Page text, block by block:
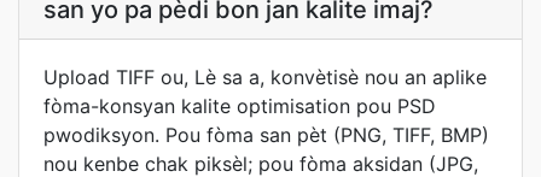
san yo pa pèdi bon jan kalite imaj?
Upload TIFF ou, Lè sa a, konvètisè nou an aplike
fòma-konsyan kalite optimisation pou PSD
pwodiksyon. Pou fòma san pèt (PNG, TIFF, BMP)
nou kenbe chak piksèl; pou fòma aksidan (JPG,